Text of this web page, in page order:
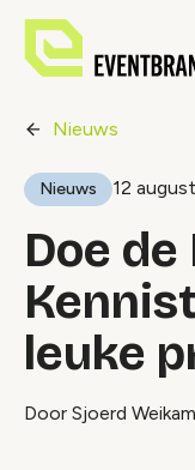
Nieuws
Nieuws 12
Doe
leuke
Door Sjoerd